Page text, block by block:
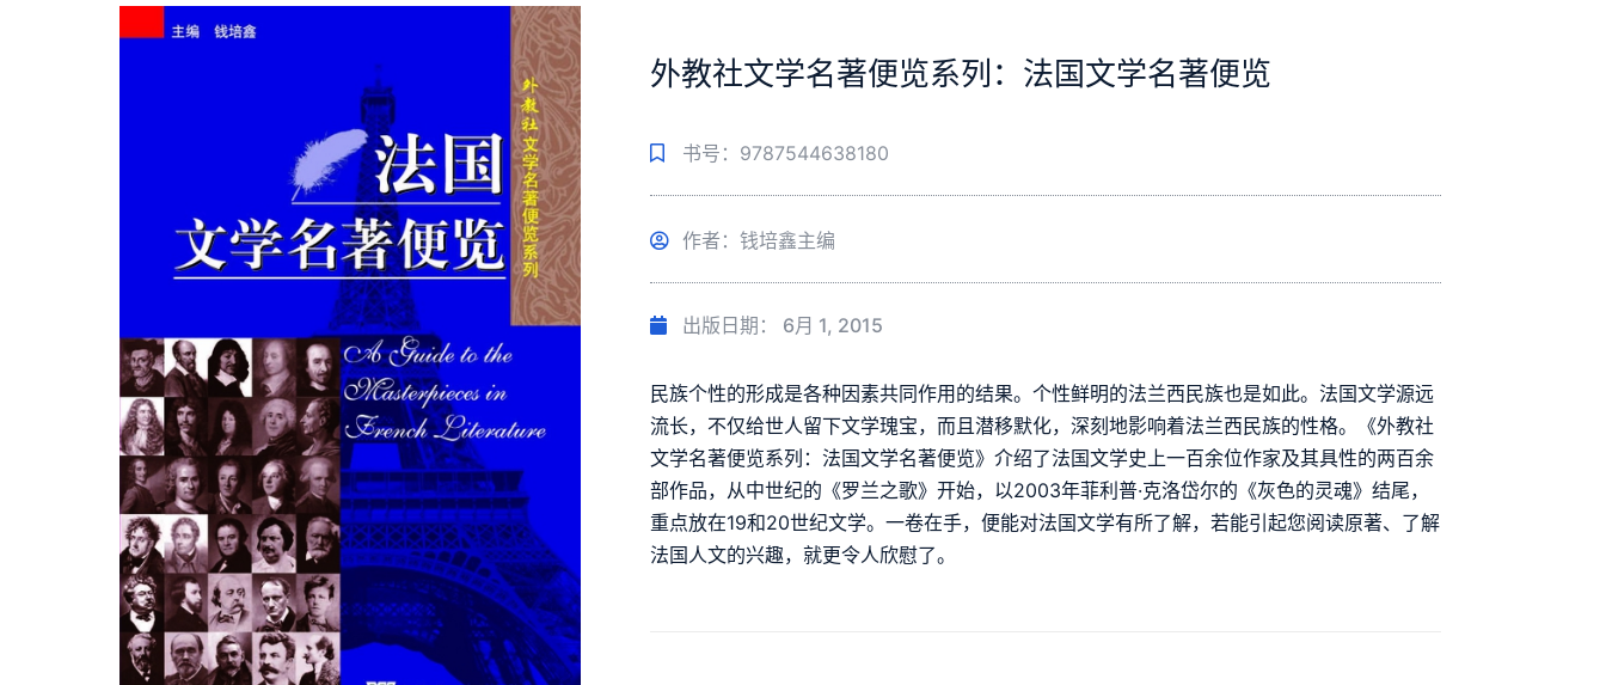
外教社文学名著便览系列：法国文学名著便览
书号：9787544638180
作者：钱培鑫主编
出版日期： 6月 1, 2015
民族个性的形成是各种因素共同作用的结果。个性鲜明的法兰西民族也是如此。法国文学源远
流长，不仅给世人留下文学瑰宝，而且潜移默化，深刻地影响着法兰西民族的性格。《外教社
文学名著便览系列：法国文学名著便览》介绍了法国文学史上一百余位作家及其具性的两百余
部作品，从中世纪的《罗兰之歌》开始，以2003年菲利普·克洛岱尔的《灰色的灵魂》结尾，
重点放在19和20世纪文学。一卷在手，便能对法国文学有所了解，若能引起您阅读原著、了解
法国人文的兴趣，就更令人欣慰了。